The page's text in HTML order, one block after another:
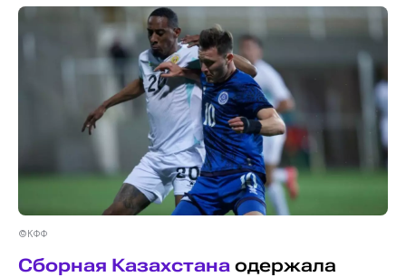
©КФФ
Сборная Казахстанаодержала